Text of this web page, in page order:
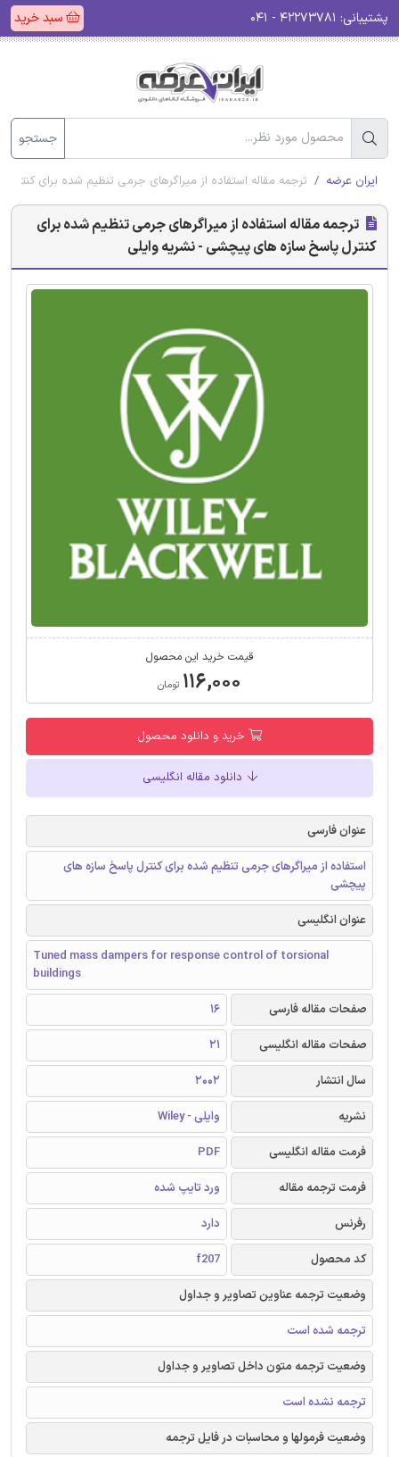
پشتیبانی: سبد خرید
جستجو
ایران عرضه ترجمه مقاله استفاده از میراگرهای جرمی تنظیم شده برای
ترجمه مقاله استفاده از میراگرهای جرمی تنظیم شده برای
کنترل پاسخ سازه های پیچشی - نشریه وایلی
قیمت خرید این محصول
۱۱۶,۰۰۰ تومان
خرید و دانلود محصول
دانلود مقاله انگلیسی
عنوان فارسی
استفاده از میراگرهای جرمی تنظیم شده برای کنترل پاسخ سازه های
پیچشی
عنوان انگلیسی
Tuned mass dampers for response control of torsional
buildings
صفحات مقاله فارسی
16
صفحات مقاله انگلیسی
21
سال انتشار
2002
نشریه
وایلی - Wiley
فرمت مقاله انگلیسی
PDF
فرمت ترجمه مقاله
ورد تایپ شده
رفرنس
دارد
کد محصول
f207
وضعیت ترجمه عناوین تصاویر و جداول
ترجمه شده است
وضعیت ترجمه متون داخل تصاویر و جداول
ترجمه نشده است
وضعیت فرمولها و محاسبات در فایل ترجمه